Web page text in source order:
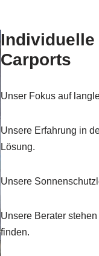
Individuelle
Carports
Unser Fokus auf
Unsere Erfahrung in
Lösung.
Unsere
Unsere Berater
finden.